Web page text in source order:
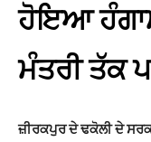
ਹੋਇਆ
ਮੰਤਰੀ ਤੱਕ
ਜ਼ੀਰਕਪੁਰ ਦੇ ਢਕੋਲੀ ਦੇ